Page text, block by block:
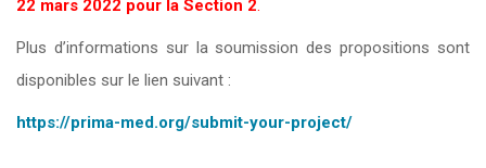
22 mars 2022 pour la Section 2.
Plus d’informations sur la soumission des propositions sont
disponibles sur le lien suivant :
https://prima-med.org/submit-your-project/